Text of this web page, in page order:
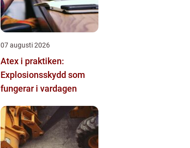
07 augusti 2026
Atex i praktiken:
Explosionsskydd som
fungerar i vardagen